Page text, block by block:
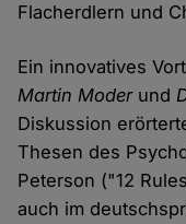
Flacherdlern und
Ein innovatives
Martin Moderund
Diskussion
Thesen des
Peterson ("12
auch im